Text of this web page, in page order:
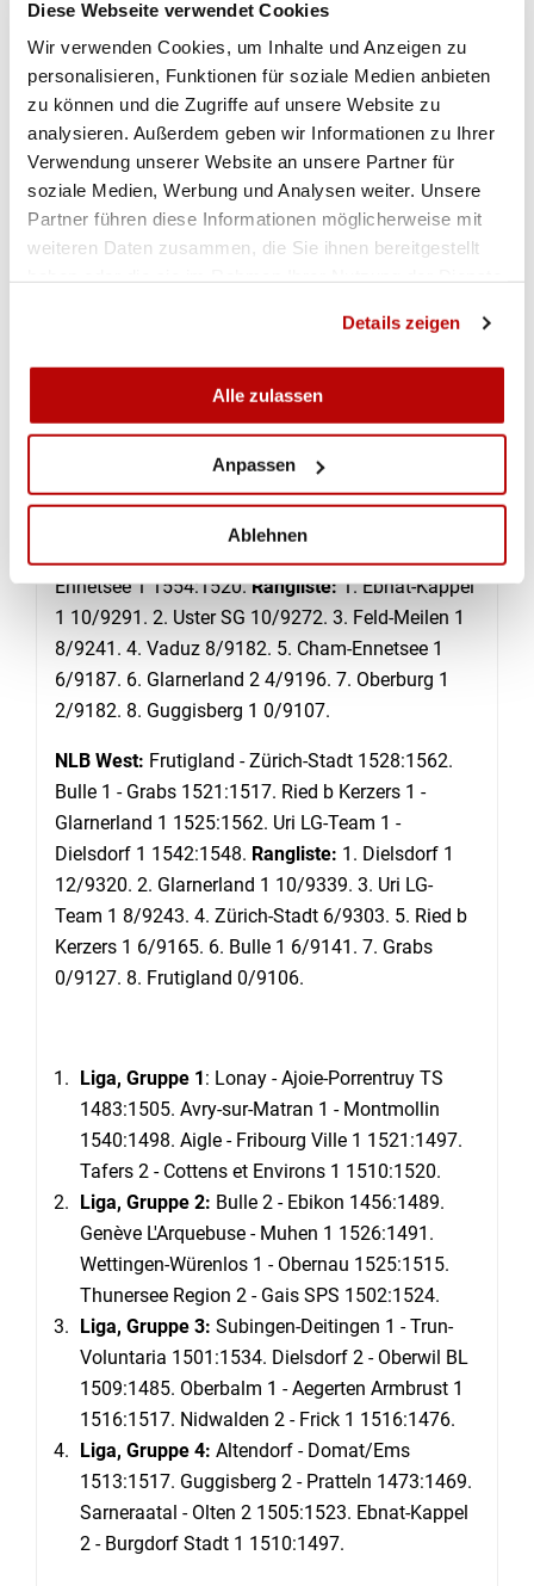
Diese Webseite verwendet Cookies
Wir verwenden Cookies, um Inhalte und Anzeigen zu
personalisieren, Funktionen für soziale Medien anbieten
zu können und die Zugriffe auf unsere Website zu
analysieren. Außerdem geben wir Informationen zu Ihrer
Verwendung unserer Website an unsere Partner für
soziale Medien, Werbung und Analysen weiter. Unsere
Partner führen diese Informationen möglicherweise mit
weiteren Daten zusammen, die Sie ihnen bereitgestellt
Details zeigen
Alle zulassen
Anpassen
Ablehnen
Thörishaus:Alessia Bolt 199; Marina Bösiger 199;
Dominik Fankhauser 191; Fabienne Füglister 199;
Michelle Heynen 195; Jan Hollenweger 198;
Jasmin Mischler 195; Carole Troger 192.
Thunersee Region:Valentina Caluori 196;
Vanessa Hofstetter 196; Marisa Jakob 196; Marco
Koller 195; Roger Koller 184; Lukas Roth 199;
Olivia Spahr 185; Marcel Zobrist 192.
Chardonnens 193; Claude-Alain Delley 196;
Michael d’Halluin 199; Jonas Epper 192; Vincent
Pillonel 187; Robin Hugli 187; Aurore Verdon 193.
NLB Ost:Oberburg 1 - Ebnat-Kappel 1 1539:1555.
Vaduz - Guggisberg 1 1532:1517. Glarnerland 2 -
Ennetsee 1 1554:1520.Rangliste:1. Ebnat-Kappel
1 10/9291. 2. Uster SG 10/9272. 3. Feld-Meilen 1
8/9241. 4. Vaduz 8/9182. 5. Cham-Ennetsee 1
6/9187. 6. Glarnerland 2 4/9196. 7. Oberburg 1
2/9182. 8. Guggisberg 1 0/9107.
NLB West: Frutigland - Zürich-Stadt 1528:1562.
Bulle 1 - Grabs 1521:1517. Ried b Kerzers 1 -
Glarnerland 1 1525:1562. Uri LG-Team 1 -
Dielsdorf 1 1542:1548. Rangliste: 1. Dielsdorf 1
12/9320. 2. Glarnerland 1 10/9339. 3. Uri LG-
Team 1 8/9243. 4. Zürich-Stadt 6/9303. 5. Ried b
Kerzers 1 6/9165. 6. Bulle 1 6/9141. 7. Grabs
0/9127. 8. Frutigland 0/9106.
Liga, Gruppe 1: Lonay - Ajoie-Porrentruy TS
1483:1505. Avry-sur-Matran 1 - Montmollin
1540:1498. Aigle - Fribourg Ville 1 1521:1497.
Tafers 2 - Cottens et Environs 1 1510:1520.
Liga, Gruppe 2: Bulle 2 - Ebikon 1456:1489.
Genève L'Arquebuse - Muhen 1 1526:1491.
Wettingen-Würenlos 1 - Obernau 1525:1515.
Thunersee Region 2 - Gais SPS 1502:1524.
Liga, Gruppe 3: Subingen-Deitingen 1 - Trun-
Voluntaria 1501:1534. Dielsdorf 2 - Oberwil BL
1509:1485. Oberbalm 1 - Aegerten Armbrust 1
1516:1517. Nidwalden 2 - Frick 1 1516:1476.
Liga, Gruppe 4: Altendorf - Domat/Ems
1513:1517. Guggisberg 2 - Pratteln 1473:1469.
Sarneraatal - Olten 2 1505:1523. Ebnat-Kappel
2 - Burgdorf Stadt 1 1510:1497.